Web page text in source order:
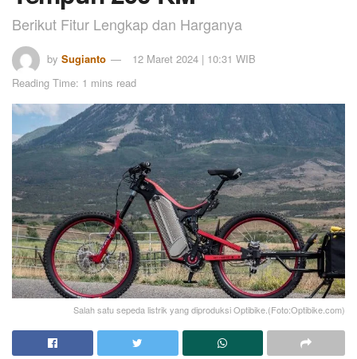
Berikut Fitur Lengkap dan Harganya
by Sugianto
12 Maret 2024 | 10:31 WIB
Reading Time: 1 mins read
Salah satu sepeda listrik yang diproduksi Optibike.(Foto:Optibike.com)